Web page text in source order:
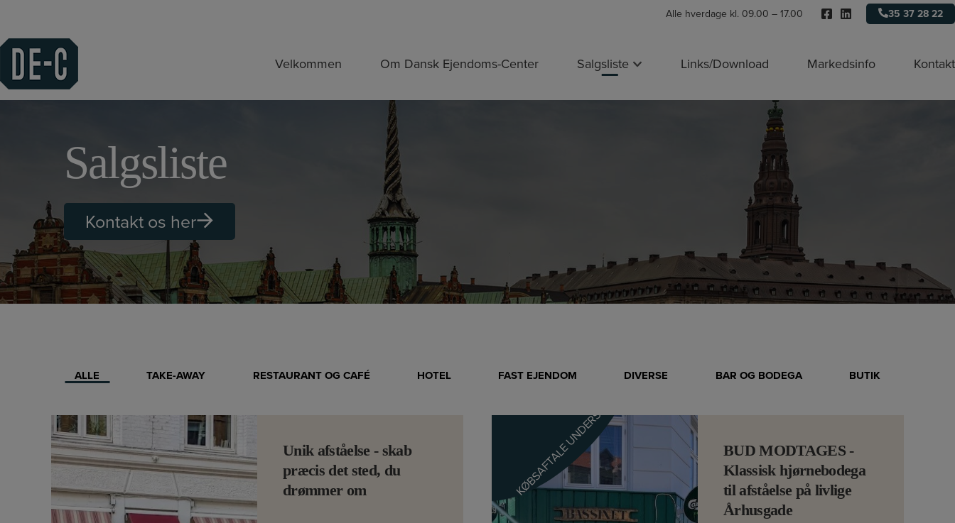
indholdet
Alle hverdage kl. 09.00 – 17.00 35 37 28 22
Velkommen Om Dansk Ejendoms-Center Salgsliste Links/Download Markedsinfo Kontakt
Salgsliste
Kontakt os her
ALLE TAKE-AWAY RESTAURANT OG CAFÉ HOTEL FAST EJENDOM DIVERSE BAR OG BODEGA BUTIK
Unik afståelse - skab
præcis det sted, du
drømmer om
KØBSAFTALE UNDERSKREVET
BUD MODTAGES -
Klassisk hjørnebodega
til afståelse på livlige
Århusgade